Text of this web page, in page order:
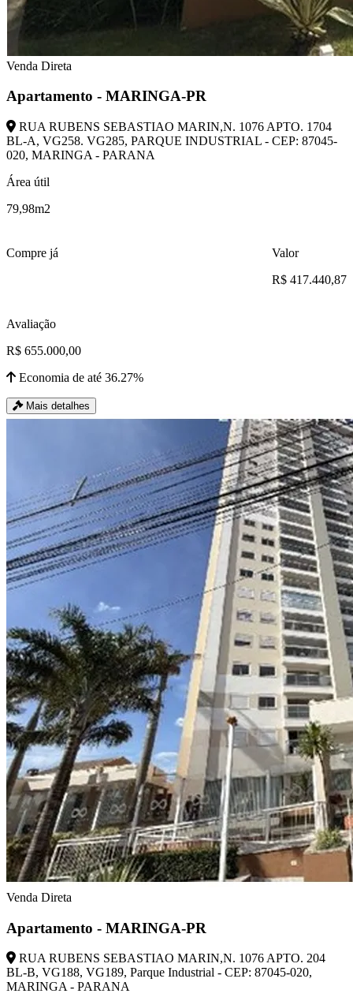
Venda Direta
Apartamento - MARINGA-PR
RUA RUBENS SEBASTIAO MARIN,N. 1076 APTO. 1704
BL-A, VG258. VG285, PARQUE INDUSTRIAL - CEP: 87045-
020, MARINGA - PARANA
Área útil
79,98m2
Compre já
Valor
R$ 417.440,87
Avaliação
R$ 655.000,00
Economia de até 36.27%
Mais detalhes
Venda Direta
Apartamento - MARINGA-PR
RUA RUBENS SEBASTIAO MARIN,N. 1076 APTO. 204
BL-B, VG188, VG189, Parque Industrial - CEP: 87045-020,
MARINGA - PARANA